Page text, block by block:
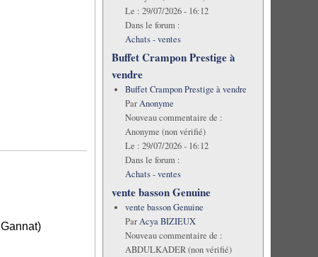
Le : 29/07/2026 - 16:12
Dans le forum :
Achats - ventes
Buffet Crampon Prestige à
vendre
Buffet Crampon Prestige à vendre
ParAnonyme
Nouveau commentaire de :
Anonyme (non vérifié)
Le : 29/07/2026 - 16:12
Dans le forum :
Achats - ventes
vente basson Genuine
vente basson Genuine
ParAcya BIZIEUX
Nouveau commentaire de :
ABDULKADER (non vérifié)